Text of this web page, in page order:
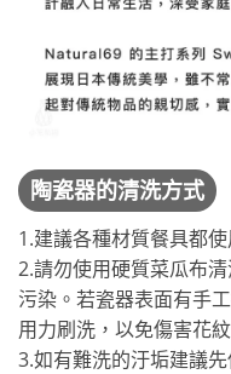
陶瓷器的清洗方式
1.建議各種材質餐具都
2.請勿使用硬質菜瓜布
污染。若瓷器表面有手
用力刷洗，以免傷害花紋
3.如有難洗的汙垢建議